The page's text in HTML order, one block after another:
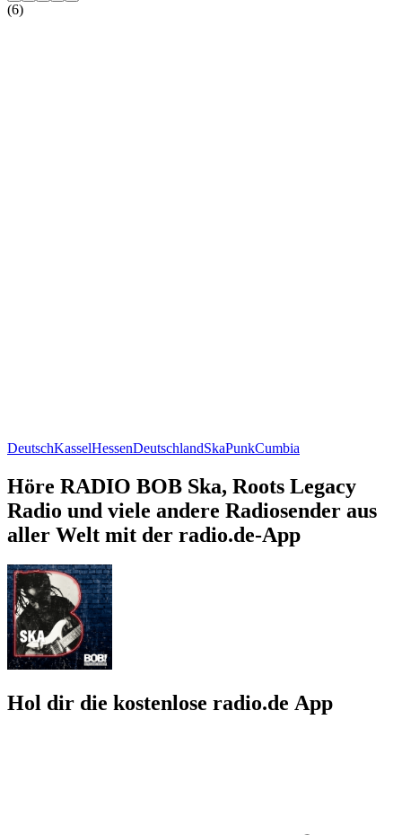
(6)
DeutschKasselHessenDeutschlandSkaPunkCumbia
Höre RADIO BOB Ska, Roots Legacy
Radio und viele andere Radiosender aus
aller Welt mit der radio.de-App
Hol dir die kostenlose radio.de App